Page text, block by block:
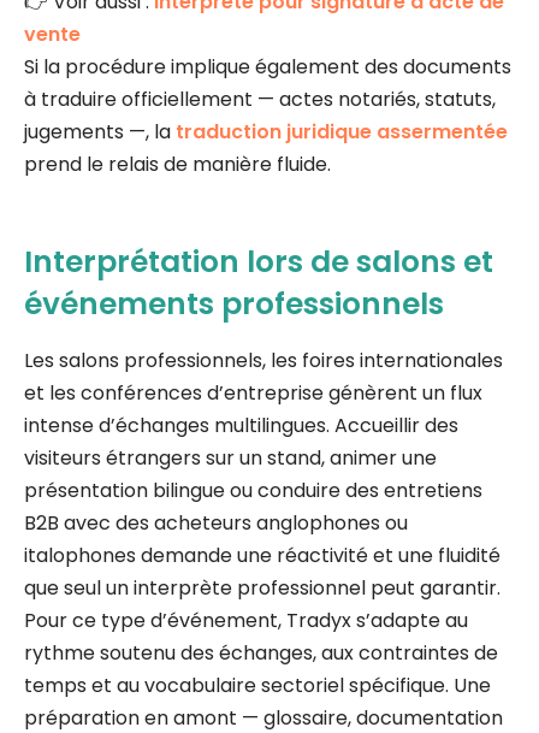
vente
Si la procédure implique également des documents
à traduire officiellement — actes notariés, statuts,
jugements —, la traduction juridique assermentée
prend le relais de manière fluide.
Interprétation lors de salons et
événements professionnels
Les salons professionnels, les foires internationales
et les conférences d’entreprise génèrent un flux
intense d’échanges multilingues. Accueillir des
visiteurs étrangers sur un stand, animer une
présentation bilingue ou conduire des entretiens
B2B avec des acheteurs anglophones ou
italophones demande une réactivité et une fluidité
que seul un interprète professionnel peut garantir.
Pour ce type d’événement, Tradyx s’adapte au
rythme soutenu des échanges, aux contraintes de
temps et au vocabulaire sectoriel spécifique. Une
préparation en amont — glossaire, documentation